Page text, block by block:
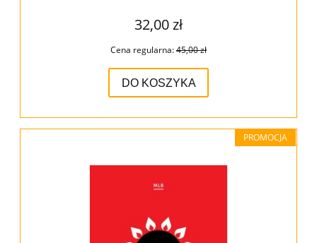
32,00 zł
Cena regularna:45,00 zł
DO KOSZYKA
PROMOCJA